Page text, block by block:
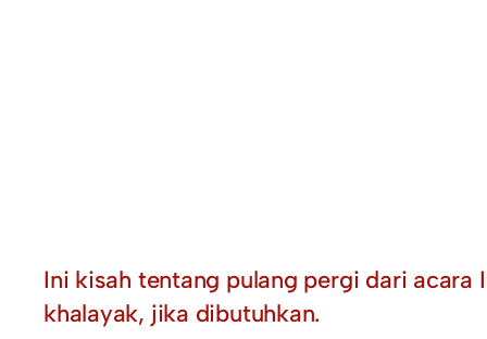
Ini kisah tentang pulang pergi dari
khalayak, jika dibutuhkan.